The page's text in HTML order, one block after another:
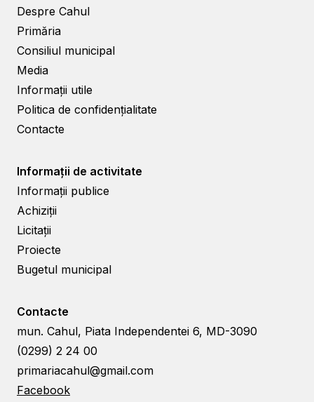
Despre Cahul
Primăria
Consiliul municipal
Media
Informații utile
Politica de confidențialitate
Contacte
Informații de activitate
Informații publice
Achiziții
Licitații
Proiecte
Bugetul municipal
Contacte
mun. Cahul, Piata Independentei 6, MD-3090
(0299) 2 24 00
primariacahul@gmail.com
Facebook